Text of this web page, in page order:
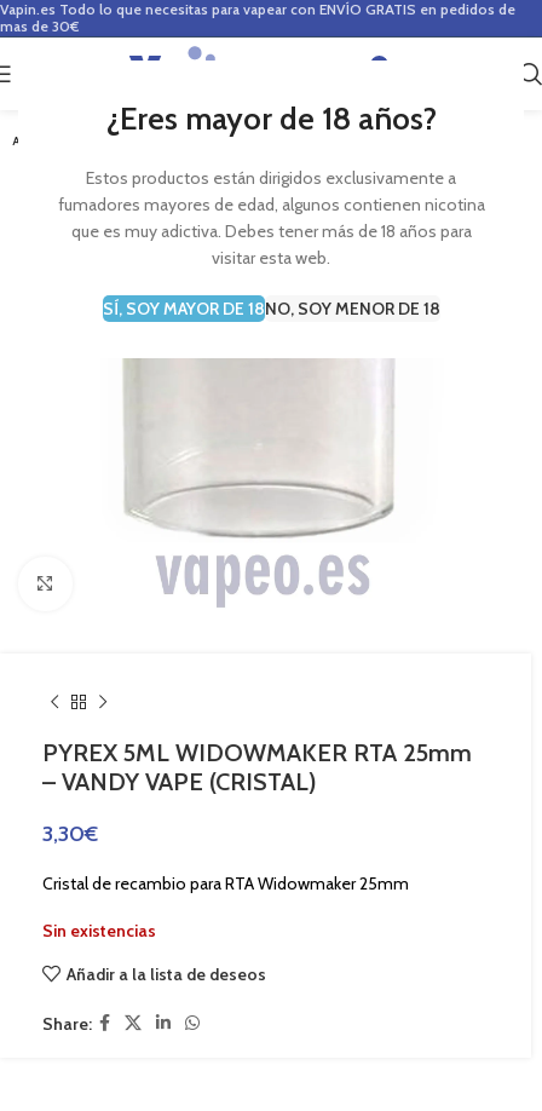
¿Eres mayor de 18 años?
Estos productos están dirigidos exclusivamente a
fumadores mayores de edad, algunos contienen nicotina
que es muy adictiva. Debes tener más de 18 años para
visitar esta web.
SÍ, SOY MAYOR DE 18NO, SOY MENOR DE 18
Vapin.es Todo lo que necesitas para vapear con ENVÍO GRATIS en pedidos de
mas de 30€
0
AGOTADO
Haga Click para agrandar
PYREX 5ML WIDOWMAKER RTA 25mm
– VANDY VAPE (CRISTAL)
3,30€
Cristal de recambio para RTA Widowmaker 25mm
Sin existencias
Añadir a la lista de deseos
Share: